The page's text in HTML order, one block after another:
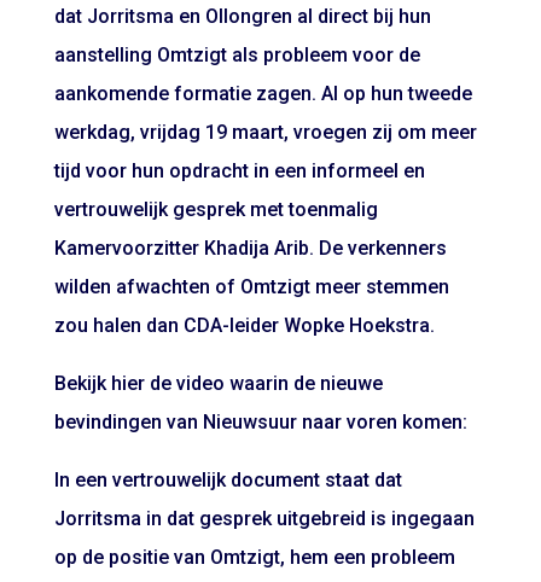
dat Jorritsma en Ollongren al direct bij hun
aanstelling Omtzigt als probleem voor de
aankomende formatie zagen. Al op hun tweede
werkdag, vrijdag 19 maart, vroegen zij om meer
tijd voor hun opdracht in een informeel en
vertrouwelijk gesprek met toenmalig
Kamervoorzitter Khadija Arib. De verkenners
wilden afwachten of Omtzigt meer stemmen
zou halen dan CDA-leider Wopke Hoekstra.
Bekijk hier de video waarin de nieuwe
bevindingen van Nieuwsuur naar voren komen:
In een vertrouwelijk document staat dat
Jorritsma in dat gesprek uitgebreid is ingegaan
op de positie van Omtzigt, hem een probleem